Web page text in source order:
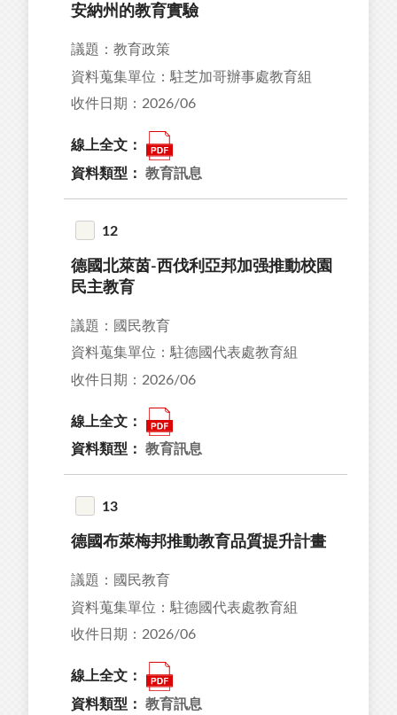
安納州的教育實驗
議題：教育政策
資料蒐集單位：駐芝加哥辦事處教育組
收件日期：2026/06
線上全文：
資料類型： 教育訊息
12
德國北萊茵-西伐利亞邦加强推動校園
民主教育
議題：國民教育
資料蒐集單位：駐德國代表處教育組
收件日期：2026/06
線上全文：
資料類型： 教育訊息
13
德國布萊梅邦推動教育品質提升計畫
議題：國民教育
資料蒐集單位：駐德國代表處教育組
收件日期：2026/06
線上全文：
資料類型： 教育訊息